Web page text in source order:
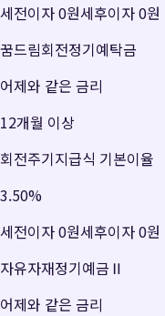
세전이자0원세후이자0원
꿈드림회전정기예탁금
어제와 같은 금리
12개월 이상
회전주기지급식 기본이율
3.50%
세전이자0원세후이자0원
자유자재정기예금Ⅱ
어제와 같은 금리